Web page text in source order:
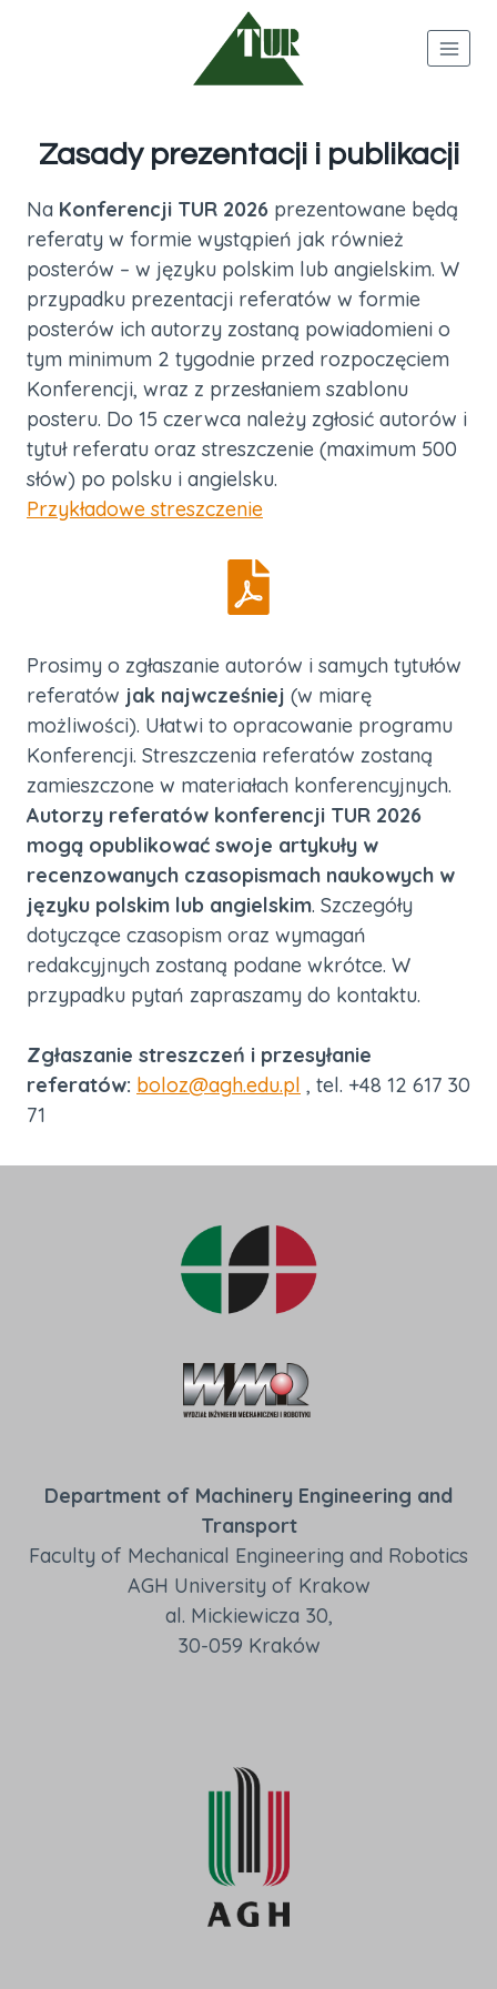
Zasady prezentacji i publikacji
Na Konferencji TUR 2026 prezentowane będą
referaty w formie wystąpień jak również
posterów – w języku polskim lub angielskim. W
przypadku prezentacji referatów w formie
posterów ich autorzy zostaną powiadomieni o
tym minimum 2 tygodnie przed rozpoczęciem
Konferencji, wraz z przesłaniem szablonu
posteru. Do 15 czerwca należy zgłosić autorów i
tytuł referatu oraz streszczenie (maximum 500
słów) po polsku i angielsku.
Przykładowe streszczenie
Prosimy o zgłaszanie autorów i samych tytułów
referatów jak najwcześniej (w miarę
możliwości). Ułatwi to opracowanie programu
Konferencji. Streszczenia referatów zostaną
zamieszczone w materiałach konferencyjnych.
Autorzy referatów konferencji TUR 2026
mogą opublikować swoje artykuły w
recenzowanych czasopismach naukowych w
języku polskim lub angielskim. Szczegóły
dotyczące czasopism oraz wymagań
redakcyjnych zostaną podane wkrótce. W
przypadku pytań zapraszamy do kontaktu.
Zgłaszanie streszczeń i przesyłanie
referatów: boloz@agh.edu.pl , tel. +48 12 617 30
71
Department of Machinery Engineering and
Transport
Faculty of Mechanical Engineering and Robotics
AGH University of Krakow
al. Mickiewicza 30,
30-059 Kraków